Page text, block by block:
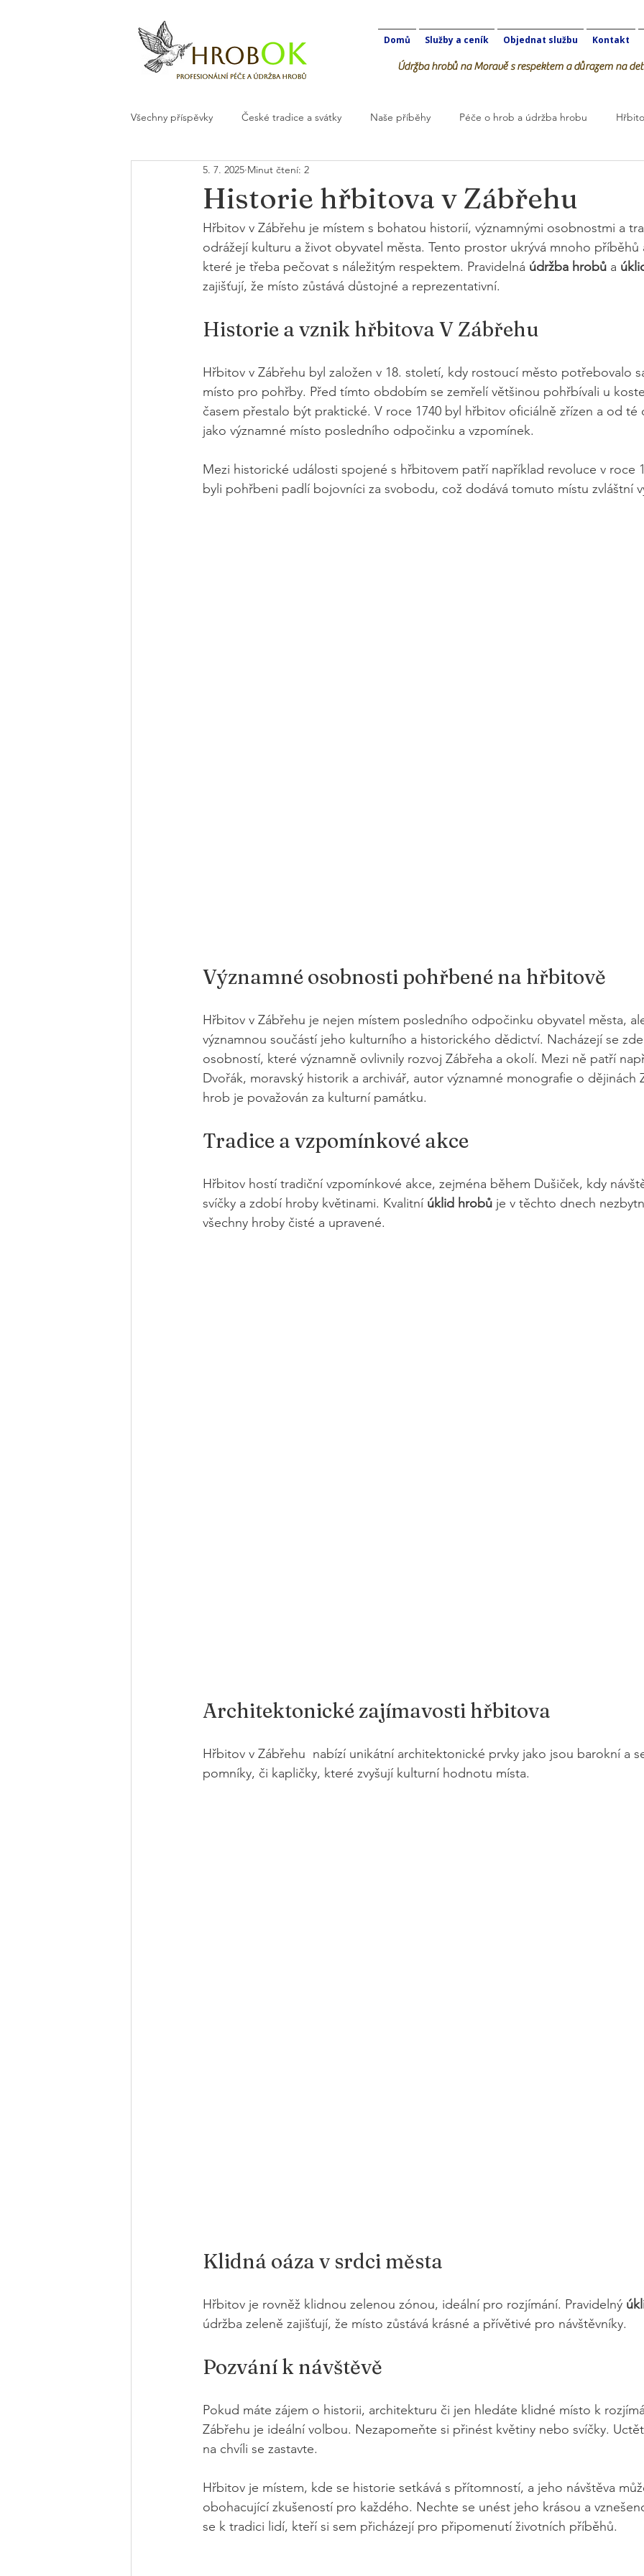
Domů Služby a ceník Objednat službu Kontakt
Údržba hrobů na Moravě s respektem a důrazem na
Všechny příspěvky České tradice a svátky Naše příběhy Péče o hrob a údržba hrobu
Květiny a dekorace na hrob
Historie hřbitova v Zábřehu
5. 7. 2025 Minut čtení: 2
Hřbitov v Zábřehu je místem s bohatou historií, významnými osobnostmi a
odrážejí kulturu a život obyvatel města. Tento prostor ukrývá mnoho příběhů
které je třeba pečovat s náležitým respektem. Pravidelná údržba hrobů a
zajišťují, že místo zůstává důstojné a reprezentativní.
Historie a vznik hřbitova V Zábřehu
Hřbitov v Zábřehu byl založen v 18. století, kdy rostoucí město potřebovalo
místo pro pohřby. Před tímto obdobím se zemřelí většinou pohřbívali u
časem přestalo být praktické. V roce 1740 byl hřbitov oficiálně zřízen a od té
jako významné místo posledního odpočinku a vzpomínek.
Mezi historické události spojené s hřbitovem patří například revoluce v roce
byli pohřbeni padlí bojovníci za svobodu, což dodává tomuto místu zvláštní
Významné osobnosti pohřbené na hřbitově
Hřbitov v Zábřehu je nejen místem posledního odpočinku obyvatel města,
významnou součástí jeho kulturního a historického dědictví. Nacházejí se
osobností, které významně ovlivnily rozvoj Zábřeha a okolí. Mezi ně patří
Dvořák, moravský historik a archivář, autor významné monografie o dějinách
hrob je považován za kulturní památku.
Tradice a vzpomínkové akce
Hřbitov hostí tradiční vzpomínkové akce, zejména během Dušiček, kdy
svíčky a zdobí hroby květinami. Kvalitní úklid hrobů je v těchto dnech
všechny hroby čisté a upravené.
Architektonické zajímavosti hřbitova
Hřbitov v Zábřehu  nabízí unikátní architektonické prvky jako jsou barokní a
pomníky, či kapličky, které zvyšují kulturní hodnotu místa.
Klidná oáza v srdci města
Hřbitov je rovněž klidnou zelenou zónou, ideální pro rozjímání. Pravidelný
údržba zeleně zajišťují, že místo zůstává krásné a přívětivé pro návštěvníky.
Pozvání k návštěvě
Pokud máte zájem o historii, architekturu či jen hledáte klidné místo k
Zábřehu je ideální volbou. Nezapomeňte si přinést květiny nebo svíčky.
na chvíli se zastavte.
Hřbitov je místem, kde se historie setkává s přítomností, a jeho návštěva
obohacující zkušeností pro každého. Nechte se unést jeho krásou a
se k tradici lidí, kteří si sem přicházejí pro připomenutí životních příběhů.